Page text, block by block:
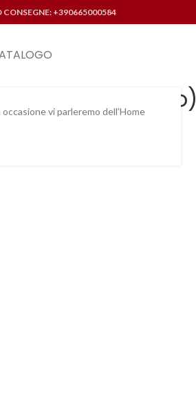
CONSEGNE: +390665000584
e montaggio)
vi parleremo dell’Home